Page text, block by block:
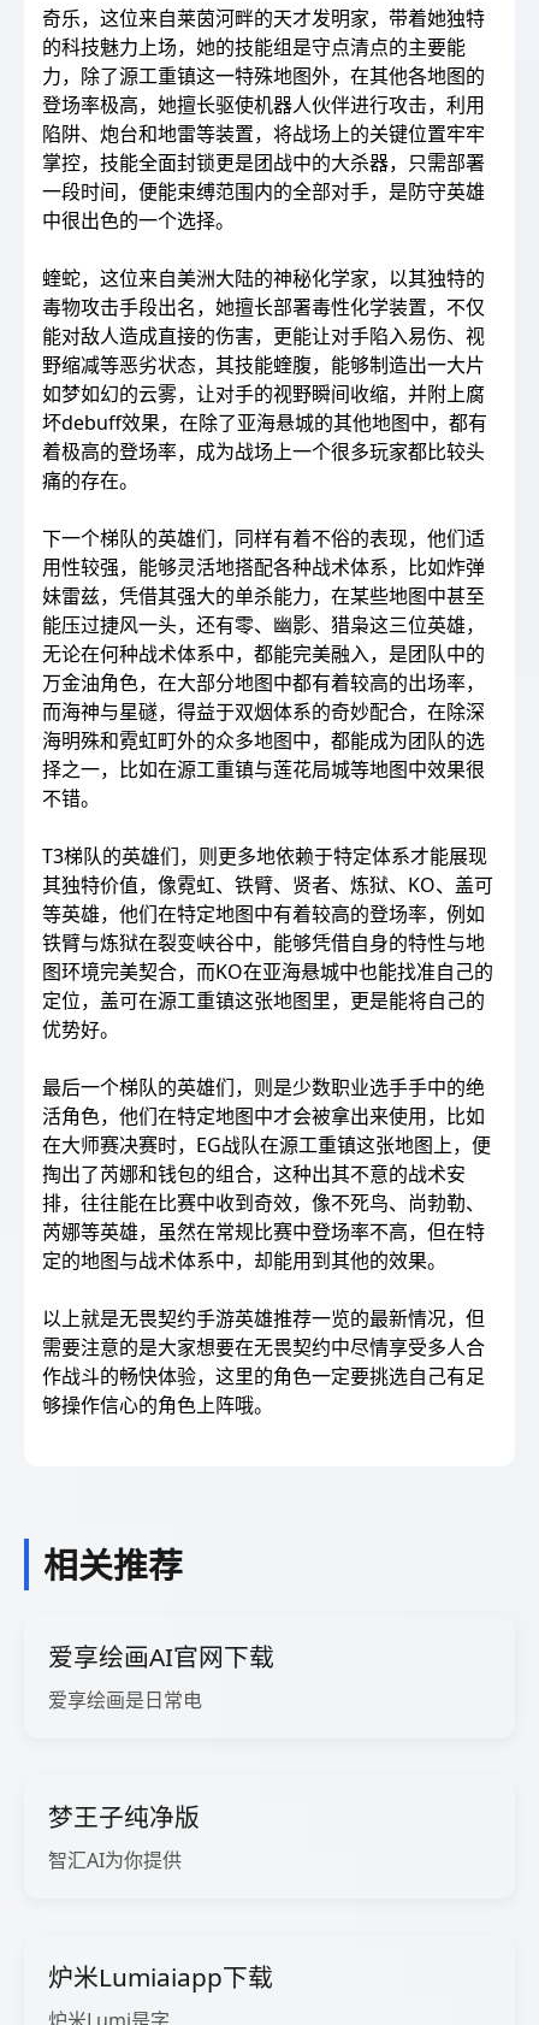
奇乐，这位来自莱茵河畔的天才发明家，带着她独特
的科技魅力上场，她的技能组是守点清点的主要能
力，除了源工重镇这一特殊地图外，在其他各地图的
登场率极高，她擅长驱使机器人伙伴进行攻击，利用
陷阱、炮台和地雷等装置，将战场上的关键位置牢牢
掌控，技能全面封锁更是团战中的大杀器，只需部署
一段时间，便能束缚范围内的全部对手，是防守英雄
中很出色的一个选择。
蝰蛇，这位来自美洲大陆的神秘化学家，以其独特的
毒物攻击手段出名，她擅长部署毒性化学装置，不仅
能对敌人造成直接的伤害，更能让对手陷入易伤、视
野缩减等恶劣状态，其技能蝰腹，能够制造出一大片
如梦如幻的云雾，让对手的视野瞬间收缩，并附上腐
坏debuff效果，在除了亚海悬城的其他地图中，都有
着极高的登场率，成为战场上一个很多玩家都比较头
痛的存在。
下一个梯队的英雄们，同样有着不俗的表现，他们适
用性较强，能够灵活地搭配各种战术体系，比如炸弹
妹雷兹，凭借其强大的单杀能力，在某些地图中甚至
能压过捷风一头，还有零、幽影、猎枭这三位英雄，
无论在何种战术体系中，都能完美融入，是团队中的
万金油角色，在大部分地图中都有着较高的出场率，
而海神与星礈，得益于双烟体系的奇妙配合，在除深
海明殊和霓虹町外的众多地图中，都能成为团队的选
择之一，比如在源工重镇与莲花局城等地图中效果很
不错。
T3梯队的英雄们，则更多地依赖于特定体系才能展现
其独特价值，像霓虹、铁臂、贤者、炼狱、KO、盖可
等英雄，他们在特定地图中有着较高的登场率，例如
铁臂与炼狱在裂变峡谷中，能够凭借自身的特性与地
图环境完美契合，而KO在亚海悬城中也能找准自己的
定位，盖可在源工重镇这张地图里，更是能将自己的
优势好。
最后一个梯队的英雄们，则是少数职业选手手中的绝
活角色，他们在特定地图中才会被拿出来使用，比如
在大师赛决赛时，EG战队在源工重镇这张地图上，便
掏出了芮娜和钱包的组合，这种出其不意的战术安
排，往往能在比赛中收到奇效，像不死鸟、尚勃勒、
芮娜等英雄，虽然在常规比赛中登场率不高，但在特
定的地图与战术体系中，却能用到其他的效果。
以上就是无畏契约手游英雄推荐一览的最新情况，但
需要注意的是大家想要在无畏契约中尽情享受多人合
作战斗的畅快体验，这里的角色一定要挑选自己有足
够操作信心的角色上阵哦。
相关推荐
爱享绘画AI官网下载
爱享绘画是日常电
梦王子纯净版
智汇AI为你提供
炉米Lumiaiapp下载